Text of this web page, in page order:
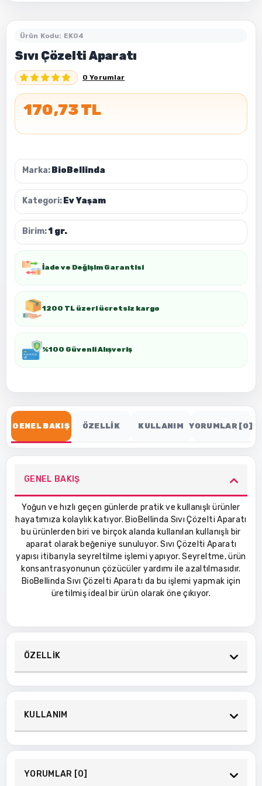
Ürün Kodu: EK04
Sıvı Çözelti Aparatı
0 Yorumlar
170,73 TL
Marka: BioBellinda
Kategori: Ev Yaşam
Birim:1 gr.
İade ve Değişim Garantisi
1200 TL üzeri ücretsiz kargo
%100 Güvenli Alışveriş
GENEL BAKIŞ ÖZELLİK KULLANIM YORUMLAR [0]
GENEL BAKIŞ
Yoğun ve hızlı geçen günlerde pratik ve kullanışlı ürünler
hayatımıza kolaylık katıyor. BioBellinda Sıvı Çözelti Aparatı
bu ürünlerden biri ve birçok alanda kullanılan kullanışlı bir
aparat olarak beğeniye sunuluyor. Sıvı Çözelti Aparatı
yapısı itibarıyla seyreltilme işlemi yapıyor. Seyreltme, ürün
konsantrasyonunun çözücüler yardımı ile azaltılmasıdır.
BioBellinda Sıvı Çözelti Aparatı da bu işlemi yapmak için
üretilmiş ideal bir ürün olarak öne çıkıyor.
ÖZELLİK
KULLANIM
YORUMLAR [0]